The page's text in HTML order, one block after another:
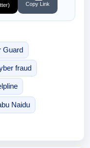
Copy Link
Guard
fraud
Naidu